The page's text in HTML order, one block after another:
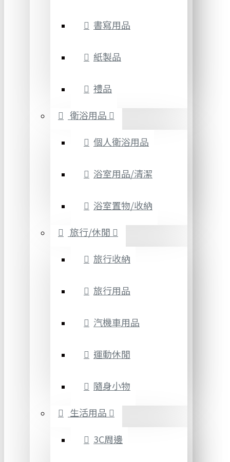
書寫用品
紙製品
禮品
衛浴用品
個人衛浴用品
浴室用品/清潔
浴室置物/收納
旅行/休閒
旅行收納
旅行用品
汽機車用品
運動休閒
隨身小物
生活用品
3C周邊